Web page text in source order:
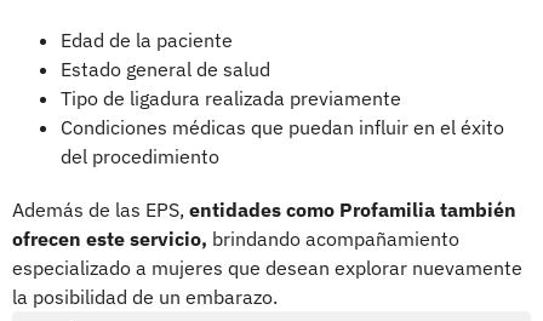
Edad de la paciente
Estado general de salud
Tipo de ligadura realizada previamente
Condiciones médicas que puedan influir en el éxito
del procedimiento
Además de las EPS, entidades como Profamilia también
ofrecen este servicio, brindando acompañamiento
especializado a mujeres que desean explorar nuevamente
la posibilidad de un embarazo.